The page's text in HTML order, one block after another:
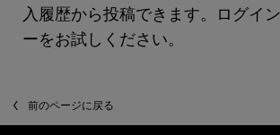
入履歴から投稿できます。ログイ
ーをお試しください。
前のページに戻る